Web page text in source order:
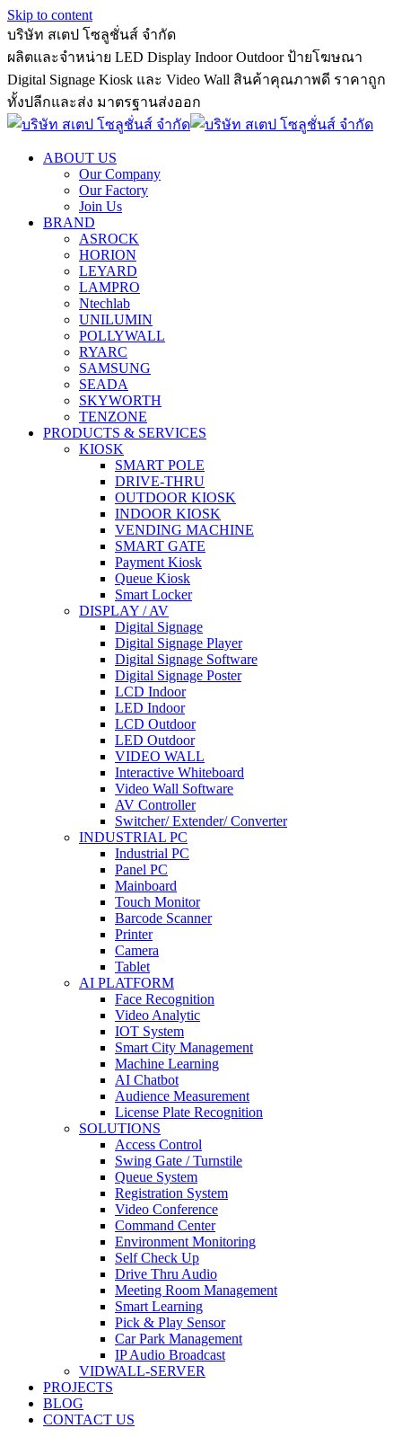
Skip to content
บริษัท สเตป โซลูชั่นส์ จำกัด
ผลิตและจำหน่าย LED Display Indoor Outdoor ป้ายโฆษณา
Digital Signage Kiosk และ Video Wall สินค้าคุณภาพดี ราคาถูก
ทั้งปลีกและส่ง มาตรฐานส่งออก
ABOUT US
Our Company
Our Factory
Join Us
BRAND
ASROCK
HORION
LEYARD
LAMPRO
Ntechlab
UNILUMIN
POLLYWALL
RYARC
SAMSUNG
SEADA
SKYWORTH
TENZONE
PRODUCTS & SERVICES
KIOSK
SMART POLE
DRIVE-THRU
OUTDOOR KIOSK
INDOOR KIOSK
VENDING MACHINE
SMART GATE
Payment Kiosk
Queue Kiosk
Smart Locker
DISPLAY / AV
Digital Signage
Digital Signage Player
Digital Signage Software
Digital Signage Poster
LCD Indoor
LED Indoor
LCD Outdoor
LED Outdoor
VIDEO WALL
Interactive Whiteboard
Video Wall Software
AV Controller
Switcher/ Extender/ Converter
INDUSTRIAL PC
Industrial PC
Panel PC
Mainboard
Touch Monitor
Barcode Scanner
Printer
Camera
Tablet
AI PLATFORM
Face Recognition
Video Analytic
IOT System
Smart City Management
Machine Learning
AI Chatbot
Audience Measurement
License Plate Recognition
SOLUTIONS
Access Control
Swing Gate / Turnstile
Queue System
Registration System
Video Conference
Command Center
Environment Monitoring
Self Check Up
Drive Thru Audio
Meeting Room Management
Smart Learning
Pick & Play Sensor
Car Park Management
IP Audio Broadcast
VIDWALL-SERVER
PROJECTS
BLOG
CONTACT US